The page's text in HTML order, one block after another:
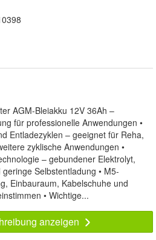
AGM-Bleiakku 12V 36Ah –
für professionelle Anwendungen •
Entladezyklen – geeignet für Reha,
zyklische Anwendungen •
– gebundener Elektrolyt,
Selbstentladung • M5-
Einbauraum, Kabelschuhe und
• Wichtige...
anzeigen